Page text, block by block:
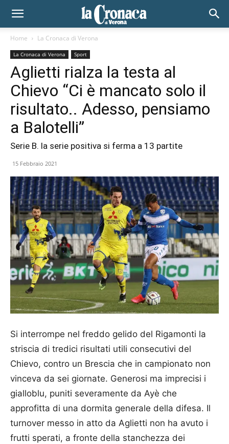
Home La Cronaca di Verona
La Cronaca di Verona Sport
Aglietti rialza la testa al
Chievo “Ci è mancato solo il
risultato.. Adesso, pensiamo
a Balotelli”
Serie B. la serie positiva si ferma a 13 partite
15 Febbraio 2021
Si interrompe nel freddo gelido del Rigamonti la
striscia di tredici risultati utili consecutivi del
Chievo, contro un Brescia che in campionato non
vinceva da sei giornate. Generosi ma imprecisi i
gialloblu, puniti severamente da Ayè che
approfitta di una dormita generale della difesa. Il
turnover messo in atto da Aglietti non ha avuto i
frutti sperati, a fronte della stanchezza dei